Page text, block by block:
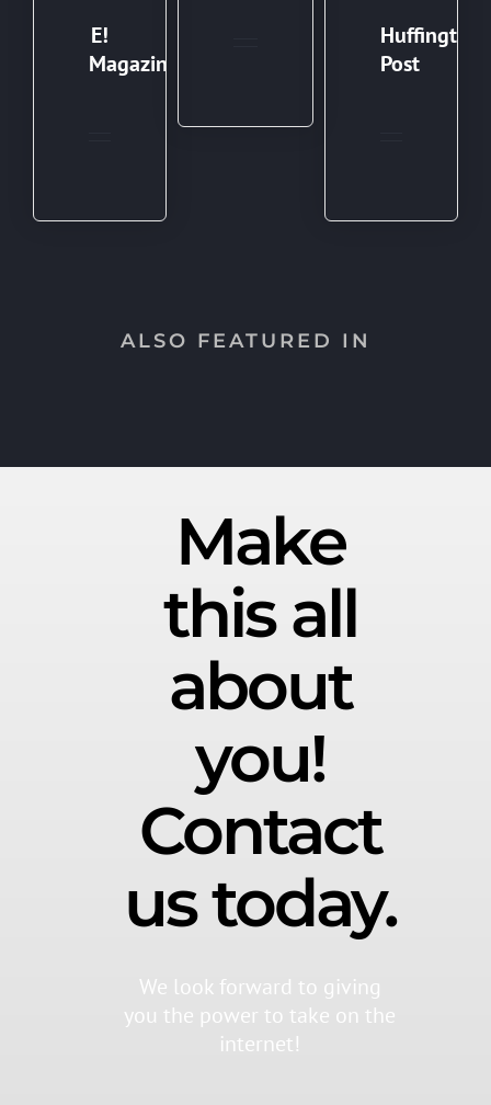
E!
Magazine
Huffington
Post
ALSO FEATURED IN
Make
this all
about
you!
Contact
us today.
We look forward to giving
you the power to take on the
internet!